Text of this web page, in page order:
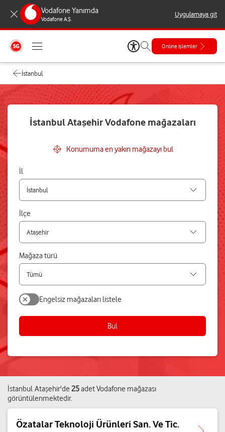
Vodafone Yanımda
Vodafone A.Ş.
Uygulamaya git
Online işlemler
İstanbul
İstanbul Ataşehir Vodafone mağazaları
Konumuma en yakın mağazayı bul
İl
İlçe
Mağaza türü
Bul
Engelsiz mağazaları listele
İstanbul Ataşehir'de 25adetVodafone mağazası
görüntülenmektedir.
Özatalar Teknoloji Ürünleri San. Ve Tic.